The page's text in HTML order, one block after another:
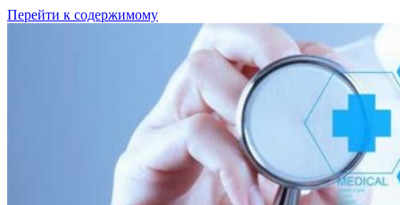
Перейти к содержимому